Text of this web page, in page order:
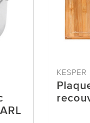
KESPER